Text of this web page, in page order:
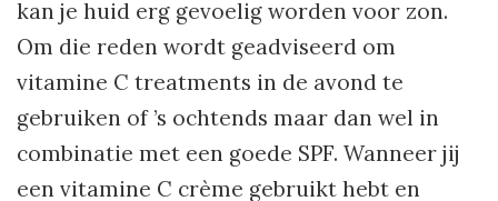
kan je huid erg gevoelig worden voor zon.
Om die reden wordt geadviseerd om
vitamine C treatments in de avond te
gebruiken of ’s ochtends maar dan wel in
combinatie met een goede SPF. Wanneer jij
een vitamine C crème gebruikt hebt en